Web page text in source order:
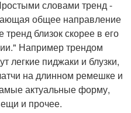
словами тренд -
общее направление
близок скорее в его
Например трендом
легкие пиджаки и блузки,
на длинном ремешке и
актуальные форму,
и прочее.